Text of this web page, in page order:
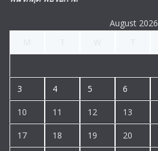
August 2026
3 4 5 6
10 11 12 13
17 18 19 20